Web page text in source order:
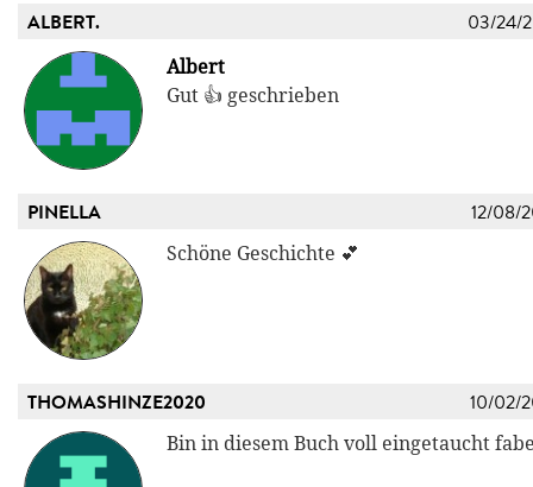
ALBERT. 03/24/
Albert
Gut 👍 geschrieben
PINELLA 12/08/
Schöne Geschichte 💕
THOMASHINZE2020 10/02/
Bin in diesem Buch voll eingetaucht